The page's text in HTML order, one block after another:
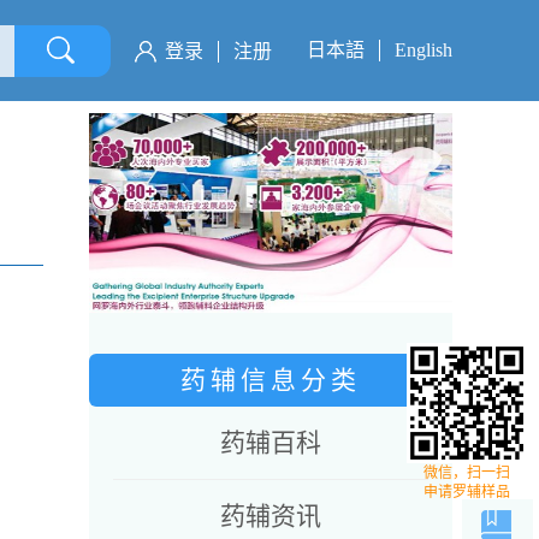
日本語 English
登录 注册
药辅信息分类
药辅百科
药辅资讯
微信，扫一扫
申请罗辅样品